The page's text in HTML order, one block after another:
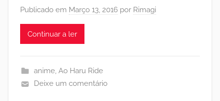
Publicado em Março 13, 2016 por Rimagi
Continuar a ler
anime, Ao Haru Ride
Deixe um comentário